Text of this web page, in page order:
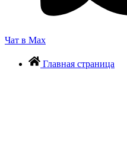
Чат в Max
Главная страница